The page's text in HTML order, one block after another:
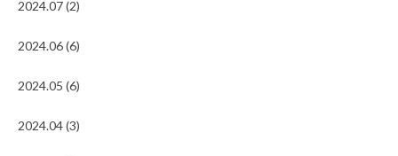
2024.07 (2)
2024.06 (6)
2024.05 (6)
2024.04 (3)